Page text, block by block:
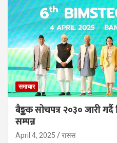
समाचार
बैङ्कक सोचपत्र २०३० जारी
सम्पन्न
April 4, 2025 रासस